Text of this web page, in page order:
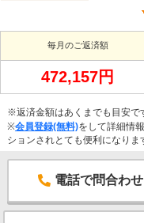
毎月のご返済額
472,157円
※返済金額はあくまでも目安で
※会員登録(無料)をして詳細情
ションされとても便利になりま
電話で問合わせ